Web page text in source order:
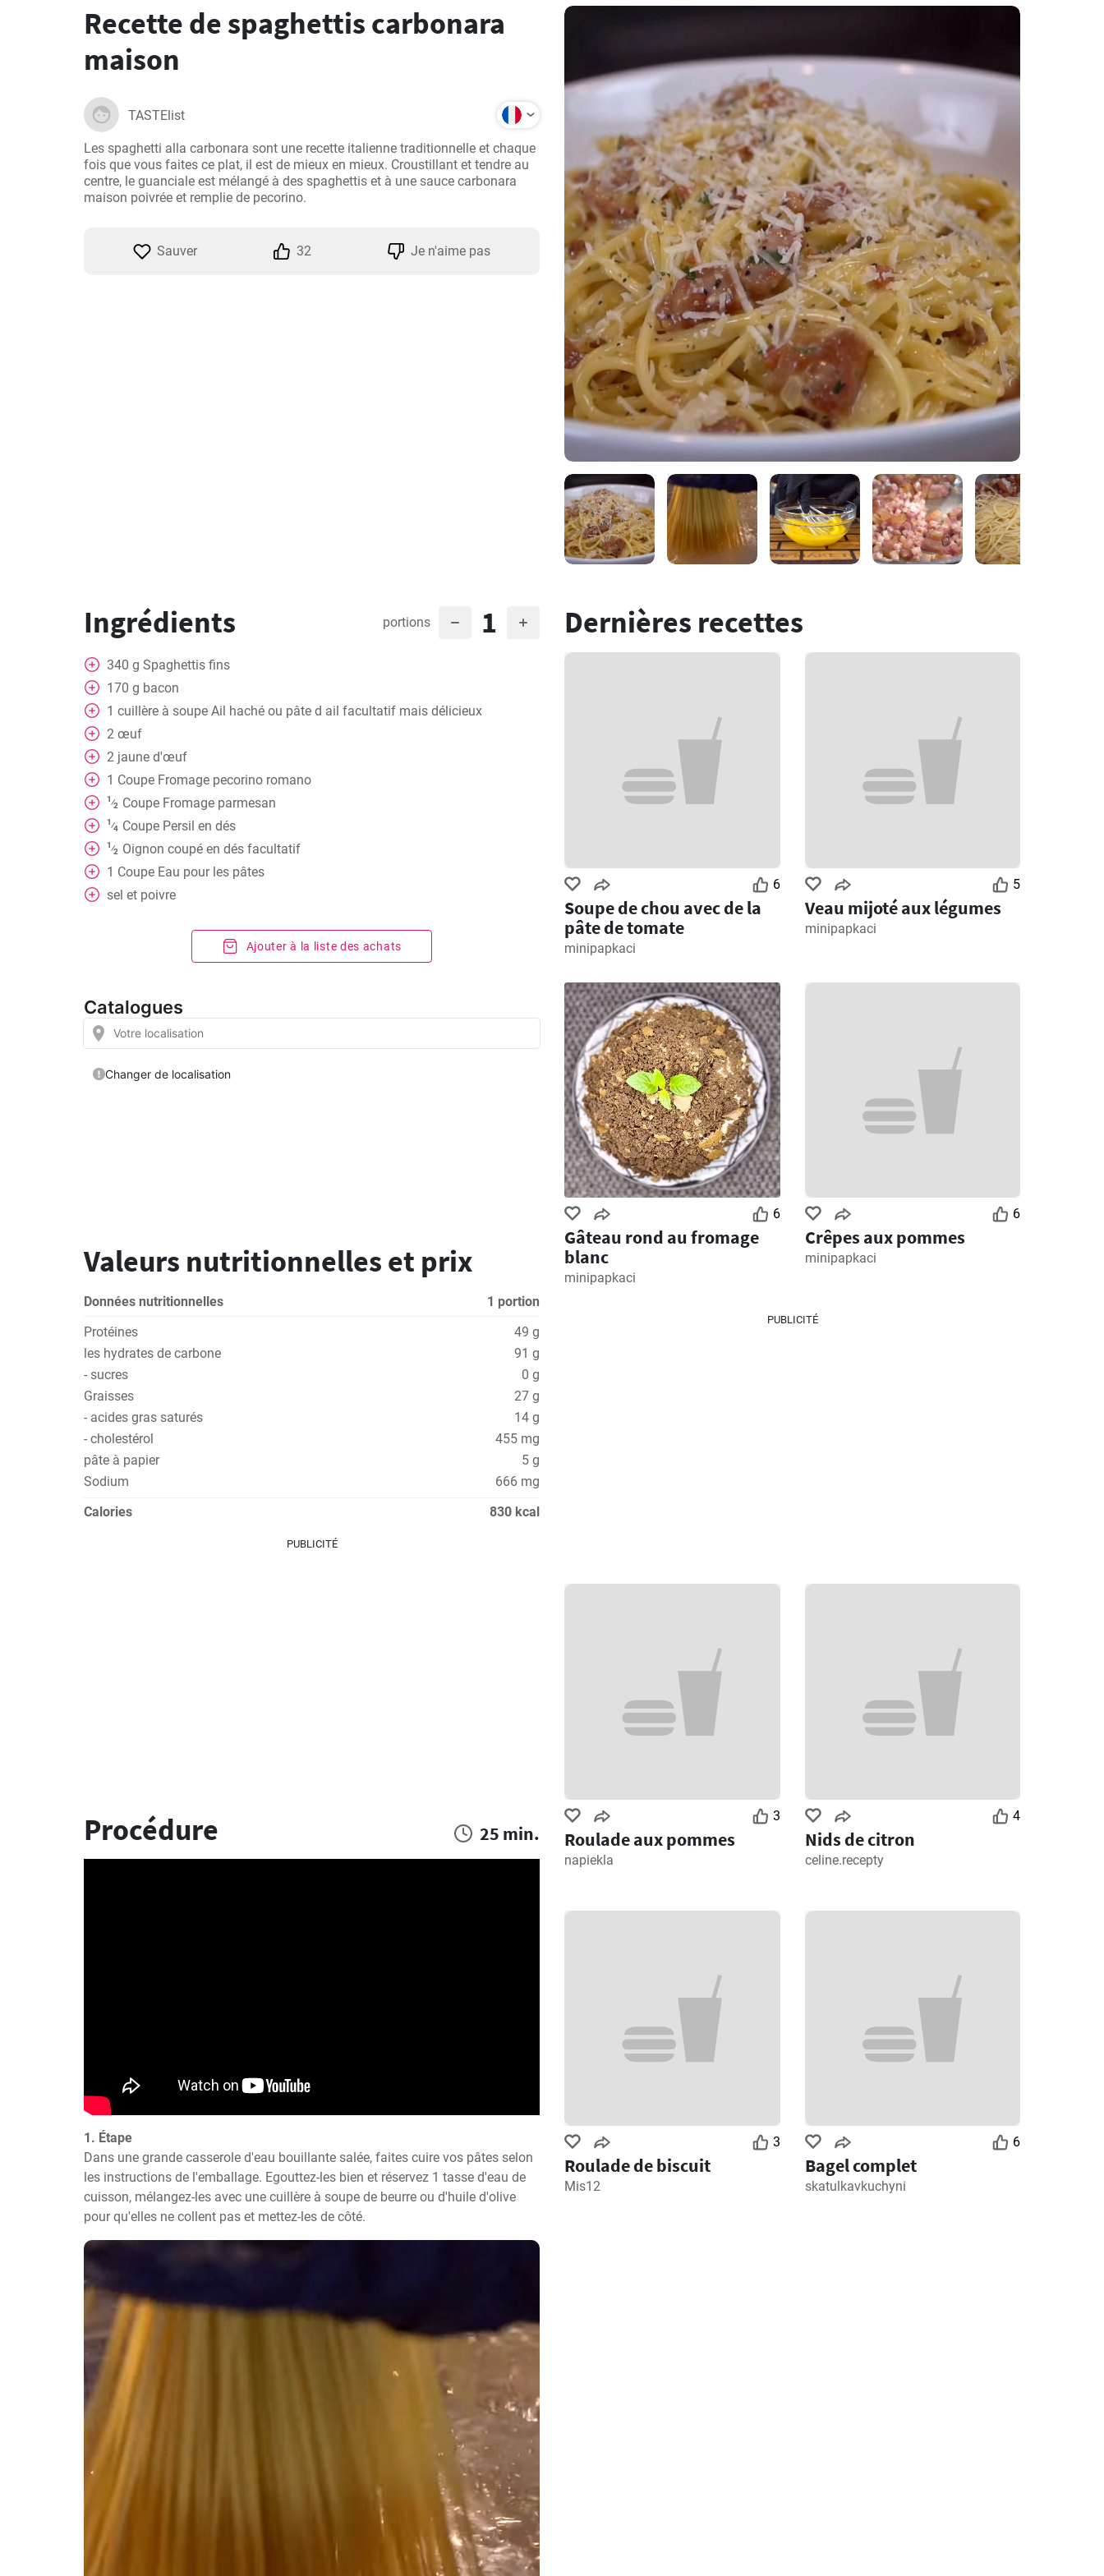
Recette de spaghettis carbonara
maison
TASTElist
Les spaghetti alla carbonara sont une recette italienne traditionnelle et chaque
fois que vous faites ce plat, il est de mieux en mieux. Croustillant et tendre au
centre, le guanciale est mélangé à des spaghettis et à une sauce carbonara
maison poivrée et remplie de pecorino.
Sauver 32 Je n'aime pas
Ingrédients portions 1
340 g Spaghettis fins
170 g bacon
1 cuillère à soupe Ail haché ou pâte d ail facultatif mais délicieux
2 œuf
2 jaune d'œuf
1 Coupe Fromage pecorino romano
1⁄2 Coupe Fromage parmesan
1⁄4 Coupe Persil en dés
1⁄2
Oignon coupé en dés facultatif
1 Coupe Eau pour les pâtes
sel et poivre
Ajouter à la liste des achats
Valeurs nutritionnelles et prix
Données nutritionnelles
1 portion
Protéines
49 g
les hydrates de carbone
91 g
- sucres
0 g
Graisses
27 g
- acides gras saturés
14 g
- cholestérol
455 mg
pâte à papier
5 g
Sodium
666 mg
Calories
830 kcal
PUBLICITÉ
Procédure 25 min.
1. Étape
Dans une grande casserole d'eau bouillante salée, faites cuire vos pâtes selon
les instructions de l'emballage. Egouttez-les bien et réservez 1 tasse d'eau de
cuisson, mélangez-les avec une cuillère à soupe de beurre ou d'huile d'olive
pour qu'elles ne collent pas et mettez-les de côté.
Dernières recettes
6
Soupe de chou avec de la
pâte de tomate
minipapkaci
5
Veau mijoté aux légumes
minipapkaci
6
Gâteau rond au fromage
blanc
minipapkaci
6
Crêpes aux pommes
minipapkaci
PUBLICITÉ
3
Roulade aux pommes
napiekla
4
Nids de citron
celine.recepty
3
Roulade de biscuit
Mis12
6
Bagel complet
skatulkavkuchyni